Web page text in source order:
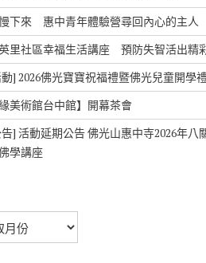
下來 惠中青年體驗營尋回內心的主人
里社區幸福生活講座 預防失智活出精
] 2026佛光寶寶祝福禮暨佛光兒童開學
緣美術館台中館】開幕茶會
] 活動延期公告 佛光山惠中寺2026年八
學講座